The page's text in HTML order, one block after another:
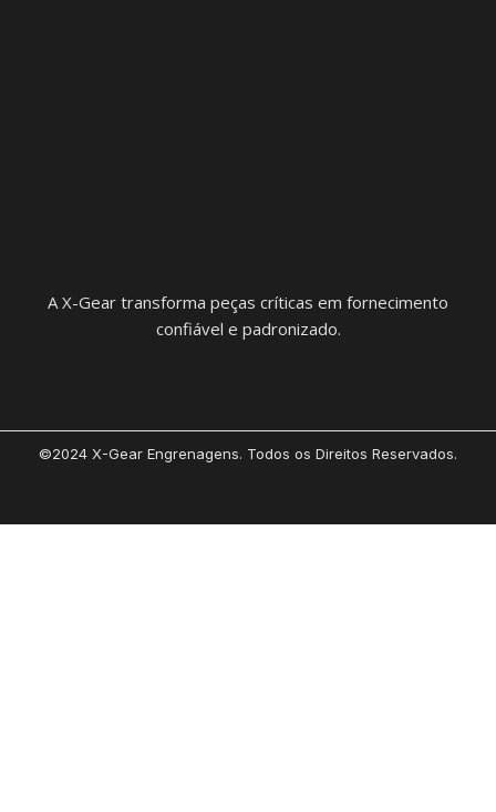
A X-Gear transforma peças críticas em fornecimento
confiável e padronizado.
©2024 X-Gear Engrenagens. Todos os Direitos Reservados.